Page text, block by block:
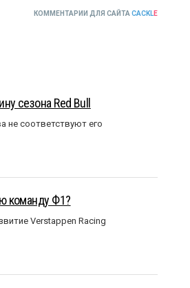
КОММЕНТАРИИ ДЛЯ САЙТА CACKLE
сезона Red Bull
не соответствуют его
команду Ф1?
Verstappen Racing